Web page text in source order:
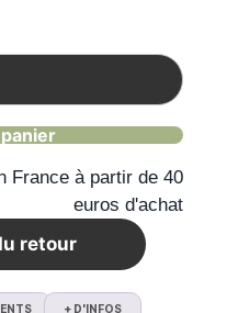
France à partir de 40
euros d'achat
retour
+ D'INFOS